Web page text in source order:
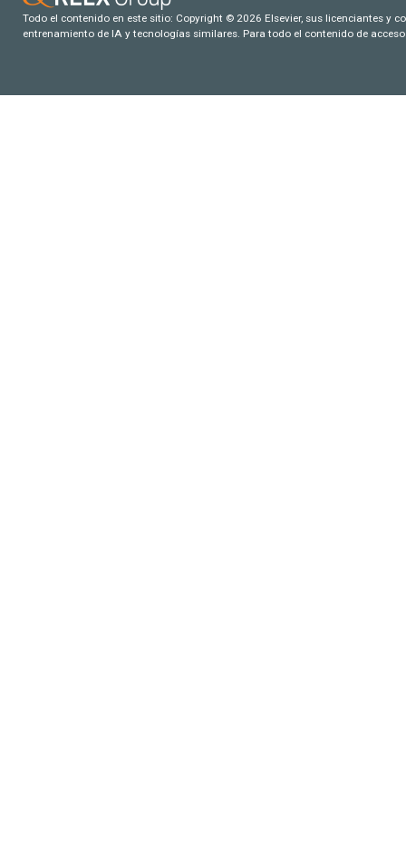
Todo el contenido en este sitio: Copyright © 2026 Elsevier, sus licenciantes y
entrenamiento de IA y tecnologías similares. Para todo el contenido de